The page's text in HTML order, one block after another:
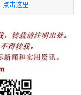
点击这里